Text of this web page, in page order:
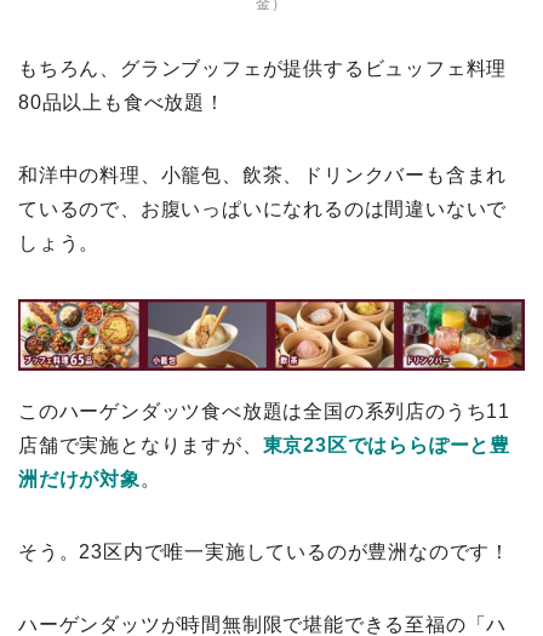
もちろん、グランブッフェが提供するビュッフェ料理
80品以上も食べ放題！
和洋中の料理、小籠包、飲茶、ドリンクバーも含まれ
ているので、お腹いっぱいになれるのは間違いないで
しょう。
このハーゲンダッツ食べ放題は全国の系列店のうち11
店舗で実施となりますが、 東京23区ではららぽーと豊
洲だけが対象 。
そう。23区内で唯一実施しているのが豊洲なのです！
ハーゲンダッツが時間無制限で堪能できる至福の「ハ